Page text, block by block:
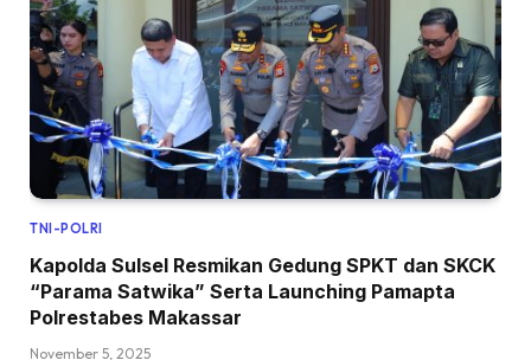
TNI-POLRI
Kapolda Sulsel Resmikan Gedung SPKT dan SKCK
“Parama Satwika” Serta Launching Pamapta
Polrestabes Makassar
November 5, 2025